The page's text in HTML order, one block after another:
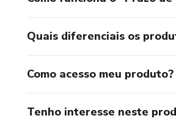
Quais diferenciais os
Como acesso meu produto?
Tenho interesse neste